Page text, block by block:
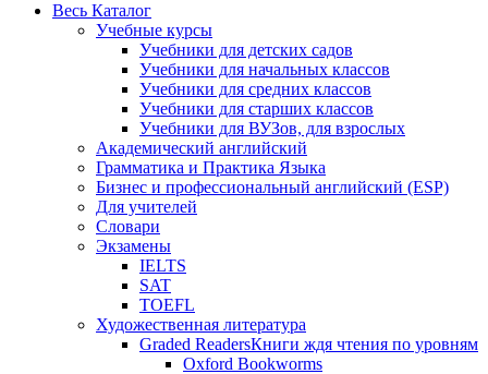
Весь Каталог
Учебные курсы
Учебники для детских садов
Учебники для начальных классов
Учебники для средних классов
Учебники для старших классов
Учебники для ВУЗов, для взрослых
Академический английский
Грамматика и Практика Языка
Бизнес и профессиональный английский (ESP)
Для учителей
Словари
Экзамены
IELTS
SAT
TOEFL
Художественная литература
Graded ReadersКниги ждя чтения по уровням
Oxford Bookworms